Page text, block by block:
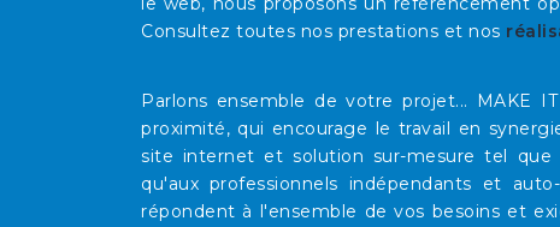
Consultez toutes nos prestations et nos
Parlons ensemble de votre projet... MAKE
proximité, qui encourage le travail en
site internet et solution sur-mesure tel que
qu'aux professionnels indépendants et
répondent à l'ensemble de vos besoins et